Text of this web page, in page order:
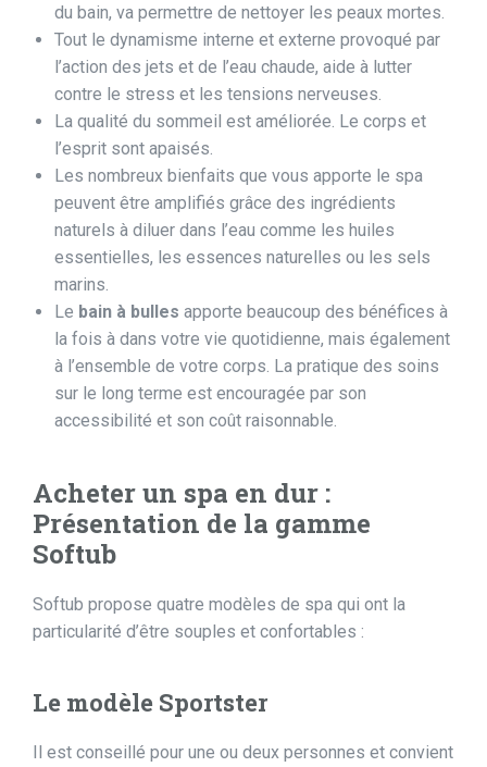
du bain, va permettre de nettoyer les peaux mortes.
Tout le dynamisme interne et externe provoqué par
l’action des jets et de l’eau chaude, aide à lutter
contre le stress et les tensions nerveuses.
La qualité du sommeil est améliorée. Le corps et
l’esprit sont apaisés.
Les nombreux bienfaits que vous apporte le spa
peuvent être amplifiés grâce des ingrédients
naturels à diluer dans l’eau comme les huiles
essentielles, les essences naturelles ou les sels
marins.
Le bain à bulles apporte beaucoup des bénéfices à
la fois à dans votre vie quotidienne, mais également
à l’ensemble de votre corps. La pratique des soins
sur le long terme est encouragée par son
accessibilité et son coût raisonnable.
Acheter un spa en dur :
Présentation de la gamme
Softub
Softub propose quatre modèles de spa qui ont la
particularité d’être souples et confortables :
Le modèle Sportster
Il est conseillé pour une ou deux personnes et convient